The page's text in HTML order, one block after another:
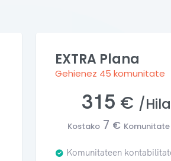
EXTRA Plana
Gehienez 45 komunitate
315 € /
Kostako 7 €
Komunitateen